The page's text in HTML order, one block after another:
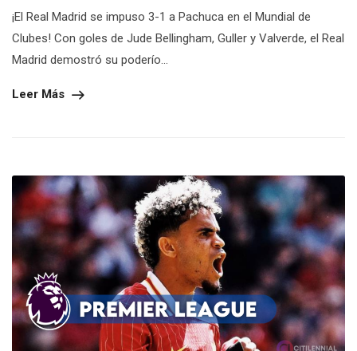
¡El Real Madrid se impuso 3-1 a Pachuca en el Mundial de
Clubes! Con goles de Jude Bellingham, Guller y Valverde, el Real
Madrid demostró su poderío...
Leer Más